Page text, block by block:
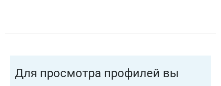
Для просмотра профилей вы